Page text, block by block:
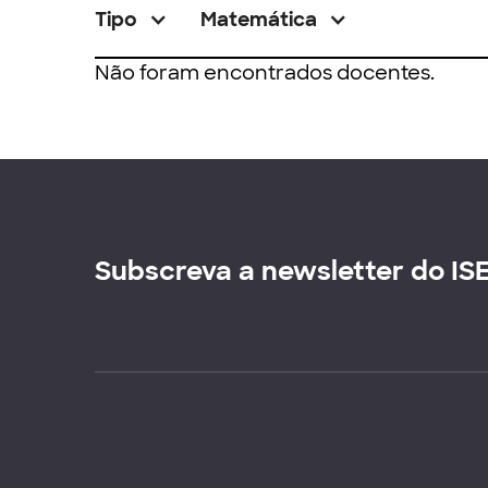
Tipo Matemática
Não foram encontrados docentes.
Subscreva a newsletter do